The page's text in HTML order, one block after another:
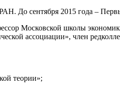
До сентября 2015 года –
Московской школы
ассоциации», член
теории»;